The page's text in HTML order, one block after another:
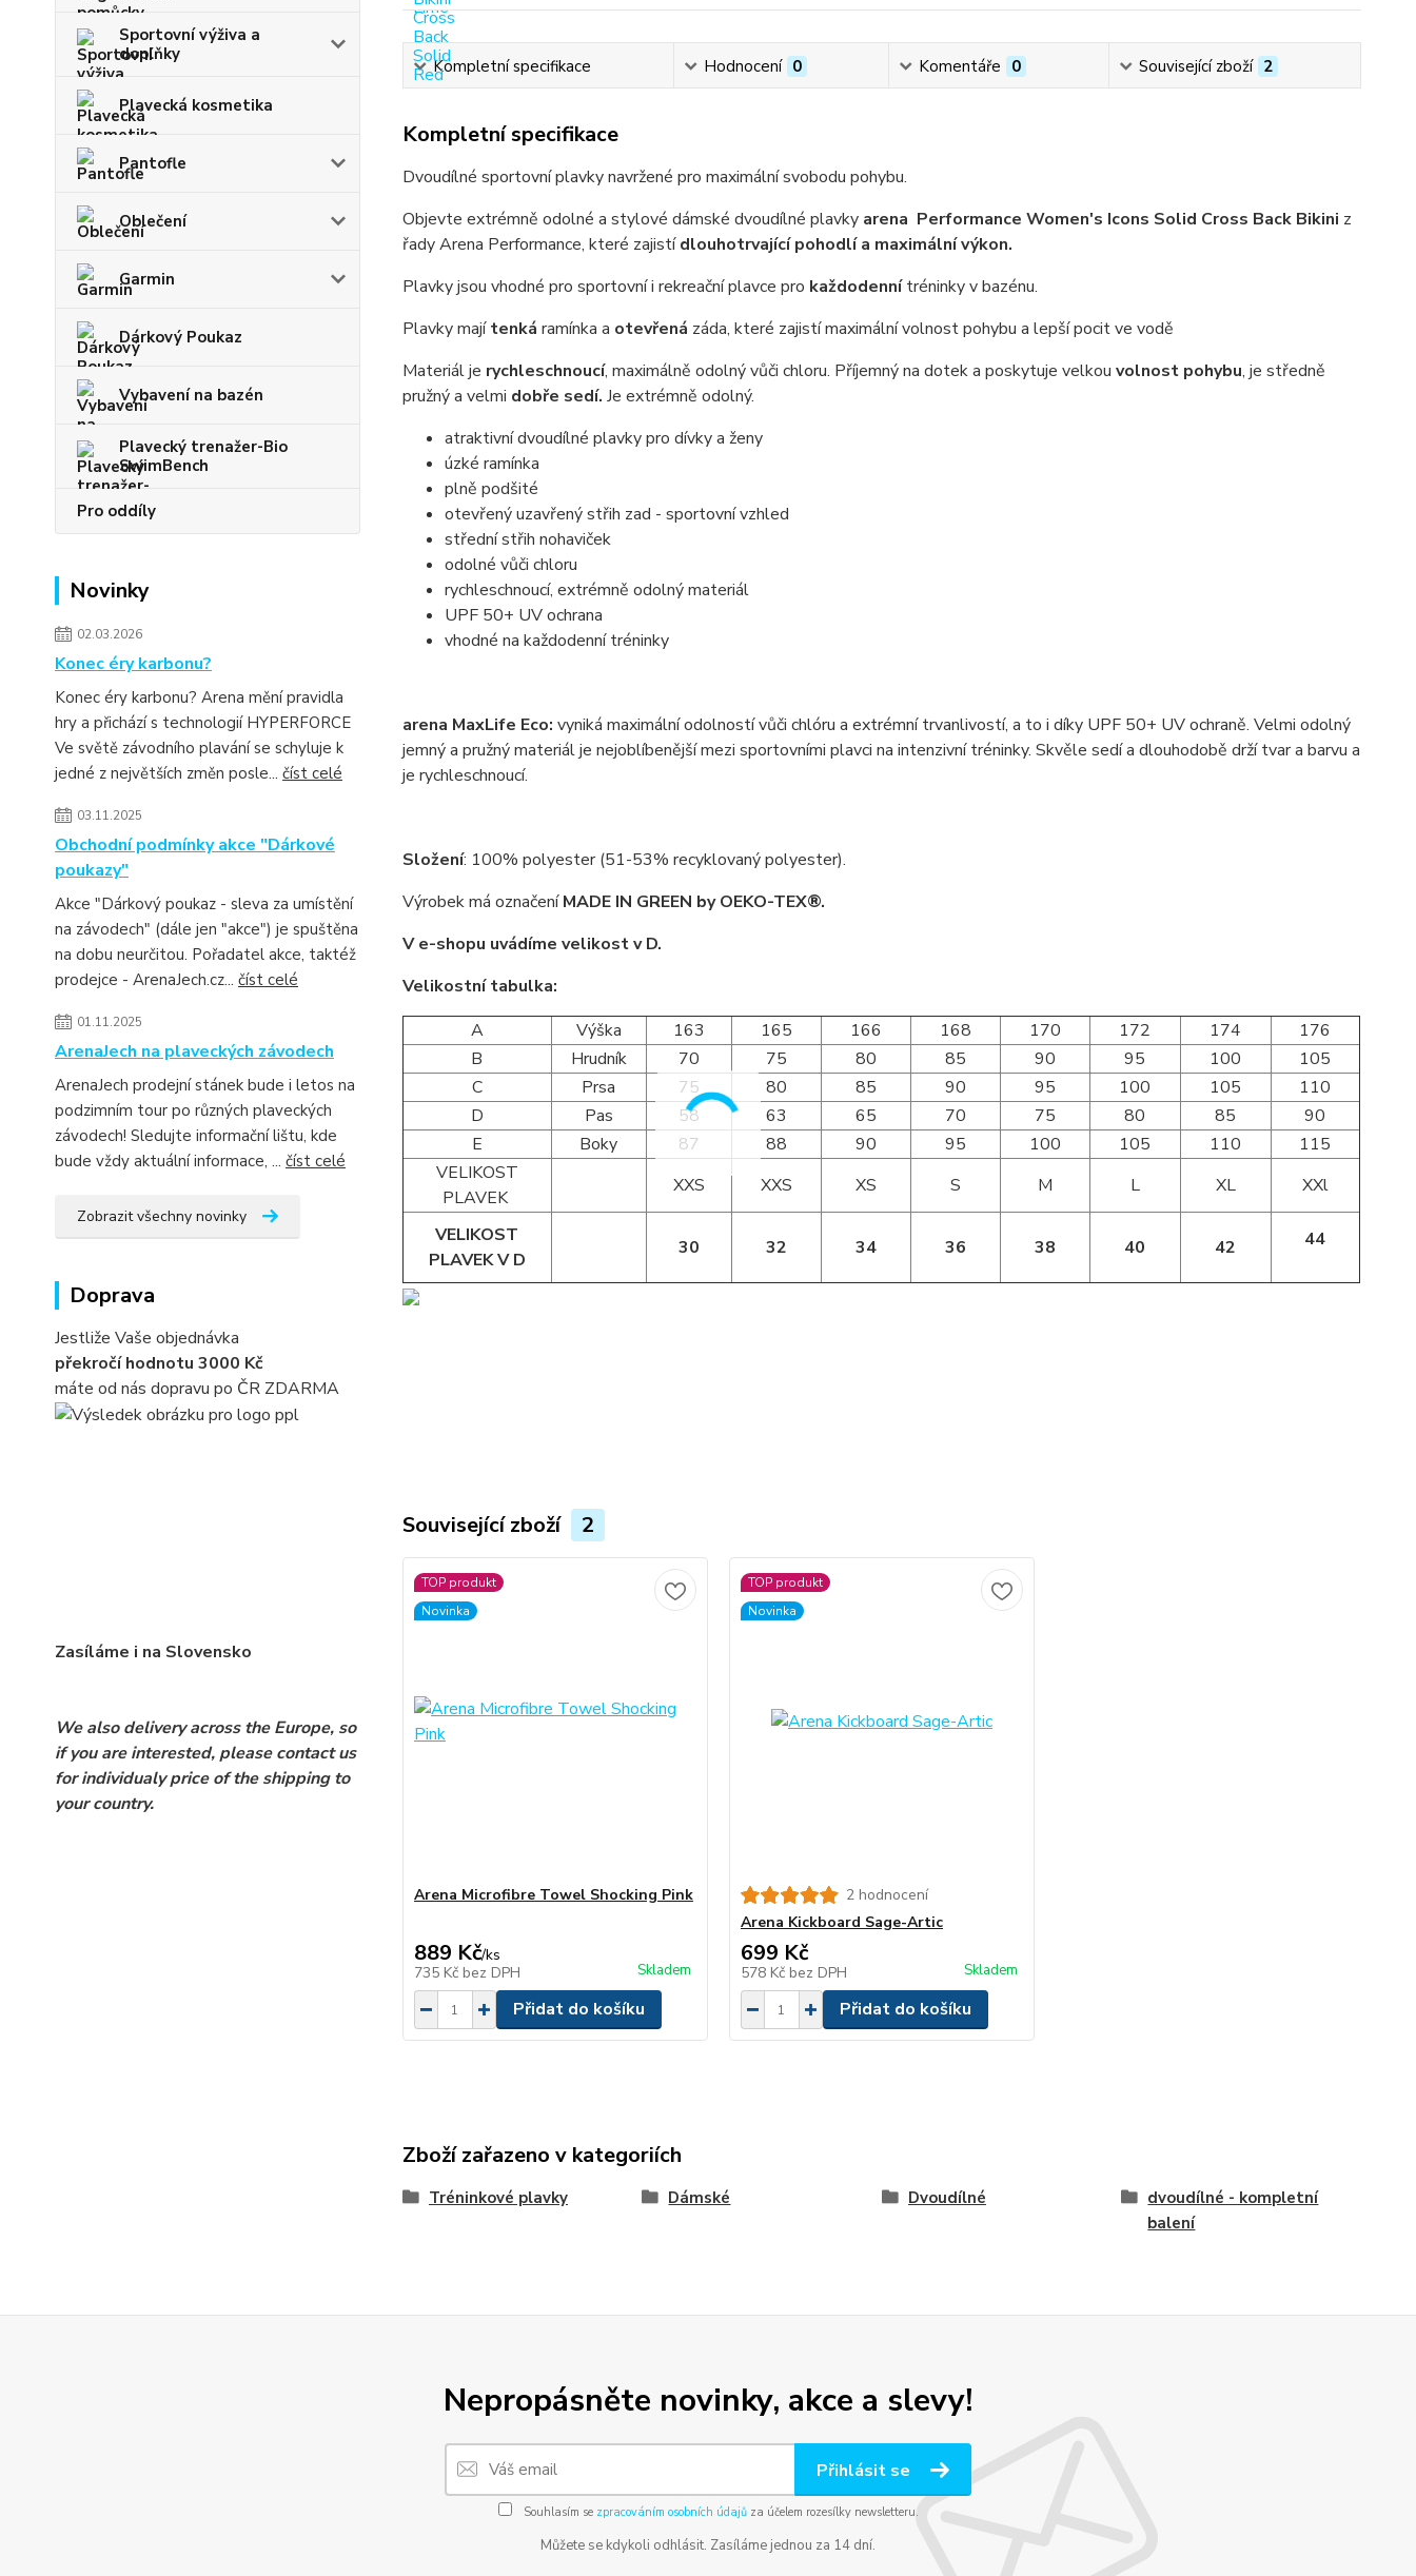
Sportovní výživa a
doplňky
Plavecká kosmetika
Pantofle
Oblečení
Garmin
Dárkový Poukaz
Vybavení na bazén
Plavecký trenažer-Bio
SwimBench
Pro oddíly
Novinky
02.03.2026
Konec éry karbonu?
Konec éry karbonu? Arena mění pravidla
hry a přichází s technologií HYPERFORCE
Ve světě závodního plavání se schyluje k
jedné z největších změn posle... číst celé
03.11.2025
Obchodní podmínky akce "Dárkové
poukazy"
Akce "Dárkový poukaz - sleva za umístění
na závodech" (dále jen "akce") je spuštěna
na dobu neurčitou. Pořadatel akce, taktéž
prodejce - ArenaJech.cz... číst celé
01.11.2025
ArenaJech na plaveckých závodech
ArenaJech prodejní stánek bude i letos na
podzimním tour po různých plaveckých
závodech! Sledujte informační lištu, kde
bude vždy aktuální informace, ... číst celé
Zobrazit všechny novinky
Doprava
Jestliže Vaše objednávka
překročí hodnotu 3000 Kč
máte od nás dopravu po ČR ZDARMA
Zasíláme i na Slovensko
We also delivery across the Europe, so
if you are interested, please contact us
for individualy price of the shipping to
your country.
Kompletní specifikace Hodnocení 0 Komentáře 0 Související zboží 2
Kompletní specifikace
Dvoudílné sportovní plavky navržené pro maximální svobodu pohybu.
Objevte extrémně odolné a stylové dámské dvoudílné plavkyarena Performance Women's Icons Solid Cross Back Bikini z
řady Arena Performance, které zajistídlouhotrvající pohodlí a maximální výkon.
Plavky jsou vhodné pro sportovní i rekreační plavce pro každodennítréninky v bazénu.
Plavky majítenká ramínka a otevřená záda, které zajistí maximální volnost pohybu a lepší pocit ve vodě
Materiál je rychleschnoucí, maximálně odolný vůči chloru. Příjemný na dotek a poskytuje velkou volnost pohybu, je středně
pružný a velmi dobře sedí. Je extrémně odolný.
atraktivní dvoudílné plavky pro dívky a ženy
úzké ramínka
plně podšité
otevřený uzavřený střih zad - sportovní vzhled
střední střih nohaviček
odolné vůči chloru
rychleschnoucí, extrémně odolný materiál
UPF 50+ UV ochrana
vhodné na každodenní tréninky
arena MaxLife Eco: vyniká maximální odolností vůči chlóru a extrémní trvanlivostí, a to i díky UPF 50+ UV ochraně. Velmi odolný
jemný a pružný materiál je nejoblíbenější mezi sportovními plavci na intenzivní tréninky. Skvěle sedí a dlouhodobě drží tvar a barvu a
je rychleschnoucí.
Složení: 100% polyester (51-53% recyklovaný polyester).
Výrobek má označeníMADE IN GREEN by OEKO-TEX®.
V e-shopu uvádíme velikost v D.
Velikostní tabulka:
A
Výška 163 165 166 168 170 172 174
176
B
Hrudník 70 75 80 85 90 95 100
105
C
Prsa 75 80 85 90 95 100 105
110
D
Pas 58 63 65 70 75 80 85
90
E
Boky 87 88 90 95 100 105 110
115
VELIKOST
PLAVEK
XXS XXS XS S M L XL XXl
VELIKOST
PLAVEK V D
30 32 34 36 38 40 42 44
Související zboží 2
TOP produkt
Novinka
Arena Microfibre Towel Shocking Pink
889 Kč/ks
735 Kč bez DPH Skladem
Přidat do košíku
TOP produkt
Novinka
2 hodnocení
Arena Kickboard Sage-Artic
699 Kč
578 Kč bez DPH Skladem
Přidat do košíku
Zboží zařazeno v kategoriích
Tréninkové plavky Dámské Dvoudílné
dvoudílné - kompletní
balení
Nepropásněte novinky, akce a slevy!
Přihlásit se
Souhlasím se zpracováním osobních údajůza účelem rozesílky newsletteru.
Můžete se kdykoli odhlásit. Zasíláme jednou za 14 dní.